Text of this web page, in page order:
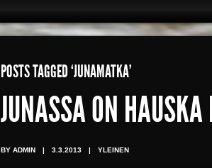
POSTS TAGGED ‘JUNAMATKA’
JUNASSA ON
BY ADMIN | 3.3.2013 | YLEINEN